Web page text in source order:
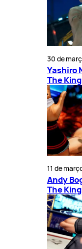
30 de
Yashiro
The
11 de
Andy
The